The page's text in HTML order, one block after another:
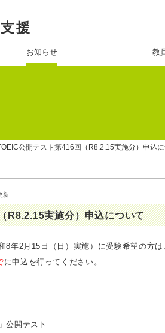
援
お知らせ 教
公開テスト第416回（R8.2.15実施分）申込
新
R8.2.15実施分）申込について
年2月15日（日）実施）に受験希望の方は
に申込を行ってください。
公開テスト